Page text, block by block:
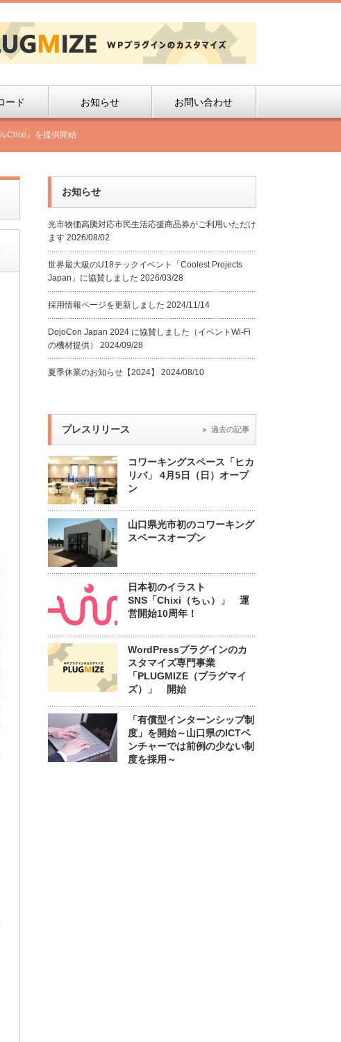
ード お知らせ お問い合わせ
Chixi』を提供開始
お知らせ
光市物価高騰対応市民生活応援商品券がご利用いただけ
ます 2026/08/02
世界最大級のU18テックイベント「Coolest Projects
Japan」に協賛しました 2026/03/28
採用情報ページを更新しました 2024/11/14
DojoCon Japan 2024 に協賛しました（イベントWi-Fi
の機材提供）
2024/09/28
夏季休業のお知らせ【2024】 2024/08/10
プレスリリース
コワーキングスペース「ヒカ
リバ」 4月5日（日）オープ
ン
山口県光市初のコワーキング
スペースオープン
日本初のイラスト
SNS「Chixi（ちぃ）」 運
営開始10周年！
WordPressプラグインのカ
スタマイズ専門事業
「PLUGMIZE（プラグマイ
ズ）」 開始
「有償型インターンシップ制
度」を開始～山口県のICTベ
ンチャーでは前例の少ない制
度を採用～
過去の記事